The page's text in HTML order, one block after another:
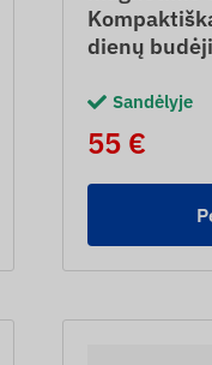
dienų
Sandėlyje
55 €